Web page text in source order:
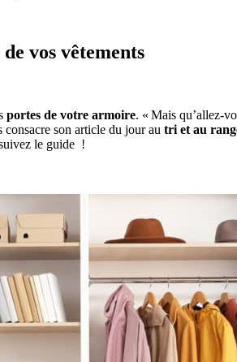
vos vêtements
portes de votre armoire. « Mais qu’allez-
consacre son article du jour au tri et au
le guide !